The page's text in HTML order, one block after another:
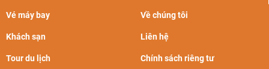
Vé máy bay
Khách sạn
Tour du lịch
Về chúng tôi
Liên hệ
Chính sách riêng tư